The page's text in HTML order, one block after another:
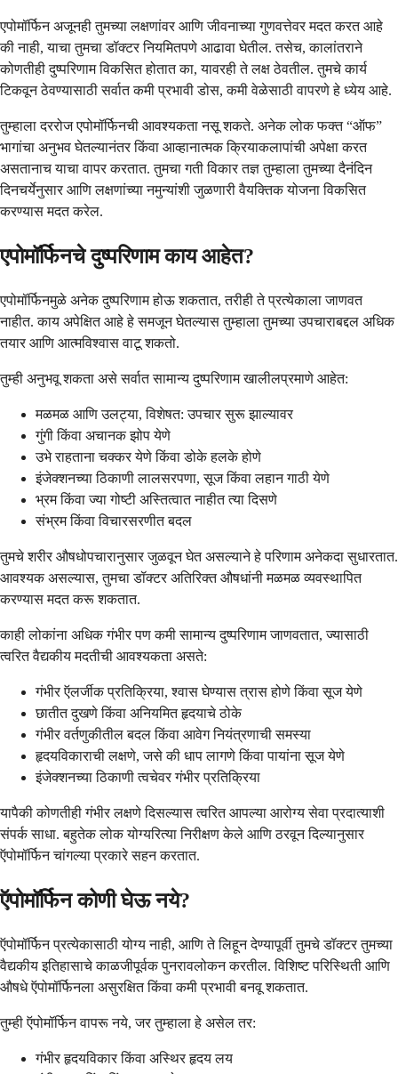
एपोमॉर्फिन अजूनही तुमच्या लक्षणांवर आणि जीवनाच्या गुणवत्तेवर मदत करत आहे
की नाही, याचा तुमचा डॉक्टर नियमितपणे आढावा घेतील. तसेच, कालांतराने
कोणतीही दुष्परिणाम विकसित होतात का, यावरही ते लक्ष ठेवतील. तुमचे कार्य
टिकवून ठेवण्यासाठी सर्वात कमी प्रभावी डोस, कमी वेळेसाठी वापरणे हे ध्येय आहे.
तुम्हाला दररोज एपोमॉर्फिनची आवश्यकता नसू शकते. अनेक लोक फक्त “ऑफ”
भागांचा अनुभव घेतल्यानंतर किंवा आव्हानात्मक क्रियाकलापांची अपेक्षा करत
असतानाच याचा वापर करतात. तुमचा गती विकार तज्ञ तुम्हाला तुमच्या दैनंदिन
दिनचर्येनुसार आणि लक्षणांच्या नमुन्यांशी जुळणारी वैयक्तिक योजना विकसित
करण्यास मदत करेल.
एपोमॉर्फिनचे दुष्परिणाम काय आहेत?
एपोमॉर्फिनमुळे अनेक दुष्परिणाम होऊ शकतात, तरीही ते प्रत्येकाला जाणवत
नाहीत. काय अपेक्षित आहे हे समजून घेतल्यास तुम्हाला तुमच्या उपचाराबद्दल अधिक
तयार आणि आत्मविश्वास वाटू शकतो.
तुम्ही अनुभवू शकता असे सर्वात सामान्य दुष्परिणाम खालीलप्रमाणे आहेत:
मळमळ आणि उलट्या, विशेषत: उपचार सुरू झाल्यावर
गुंगी किंवा अचानक झोप येणे
उभे राहताना चक्कर येणे किंवा डोके हलके होणे
इंजेक्शनच्या ठिकाणी लालसरपणा, सूज किंवा लहान गाठी येणे
भ्रम किंवा ज्या गोष्टी अस्तित्वात नाहीत त्या दिसणे
संभ्रम किंवा विचारसरणीत बदल
तुमचे शरीर औषधोपचारानुसार जुळवून घेत असल्याने हे परिणाम अनेकदा सुधारतात.
आवश्यक असल्यास, तुमचा डॉक्टर अतिरिक्त औषधांनी मळमळ व्यवस्थापित
करण्यास मदत करू शकतात.
काही लोकांना अधिक गंभीर पण कमी सामान्य दुष्परिणाम जाणवतात, ज्यासाठी
त्वरित वैद्यकीय मदतीची आवश्यकता असते:
गंभीर ऍलर्जीक प्रतिक्रिया, श्वास घेण्यास त्रास होणे किंवा सूज येणे
छातीत दुखणे किंवा अनियमित हृदयाचे ठोके
गंभीर वर्तणुकीतील बदल किंवा आवेग नियंत्रणाची समस्या
हृदयविकाराची लक्षणे, जसे की धाप लागणे किंवा पायांना सूज येणे
इंजेक्शनच्या ठिकाणी त्वचेवर गंभीर प्रतिक्रिया
यापैकी कोणतीही गंभीर लक्षणे दिसल्यास त्वरित आपल्या आरोग्य सेवा प्रदात्याशी
संपर्क साधा. बहुतेक लोक योग्यरित्या निरीक्षण केले आणि ठरवून दिल्यानुसार
ऍपोमॉर्फिन चांगल्या प्रकारे सहन करतात.
ऍपोमॉर्फिन कोणी घेऊ नये?
ऍपोमॉर्फिन प्रत्येकासाठी योग्य नाही, आणि ते लिहून देण्यापूर्वी तुमचे डॉक्टर तुमच्या
वैद्यकीय इतिहासाचे काळजीपूर्वक पुनरावलोकन करतील. विशिष्ट परिस्थिती आणि
औषधे ऍपोमॉर्फिनला असुरक्षित किंवा कमी प्रभावी बनवू शकतात.
तुम्ही ऍपोमॉर्फिन वापरू नये, जर तुम्हाला हे असेल तर:
गंभीर हृदयविकार किंवा अस्थिर हृदय लय